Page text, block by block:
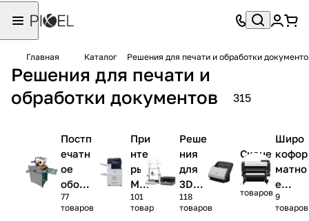
Главная Каталог Решения для печати и обработки
Решения для печати и
обработки документов
315
Постп
ечатн
ое
обору
дован
ие
77
товаров
При
нте
ры и
МФ
У
101
товар
Реше
ния
для
3D
печат
и
118
товаров
Скане
ры
10
товаров
Широ
кофор
матно
е
обору
дован
9
товаров